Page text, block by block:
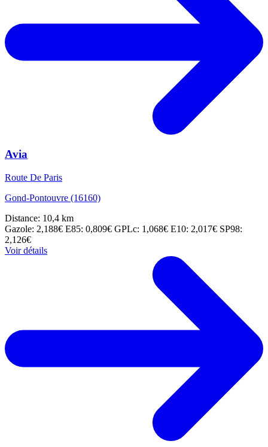
Avia
Route De Paris
Gond-Pontouvre (16160)
Distance: 10,4 km
Gazole: 2,188€ E85: 0,809€ GPLc: 1,068€ E10: 2,017€ SP98:
2,126€
Voir détails